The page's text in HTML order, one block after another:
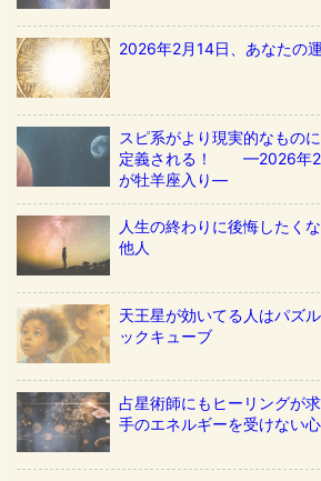
2026年2月14日、あなたの
スピ系がより現実的なもの
定義される！ ––2026年2
が牡羊座入り––
人生の終わりに後悔したく
他人
天王星が効いてる人はパズ
ックキューブ
占星術師にもヒーリングが
手のエネルギーを受けない